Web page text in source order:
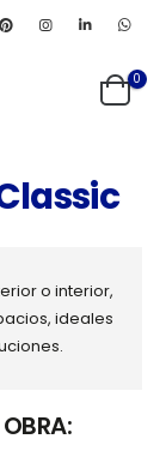
0
o interior,
ideales